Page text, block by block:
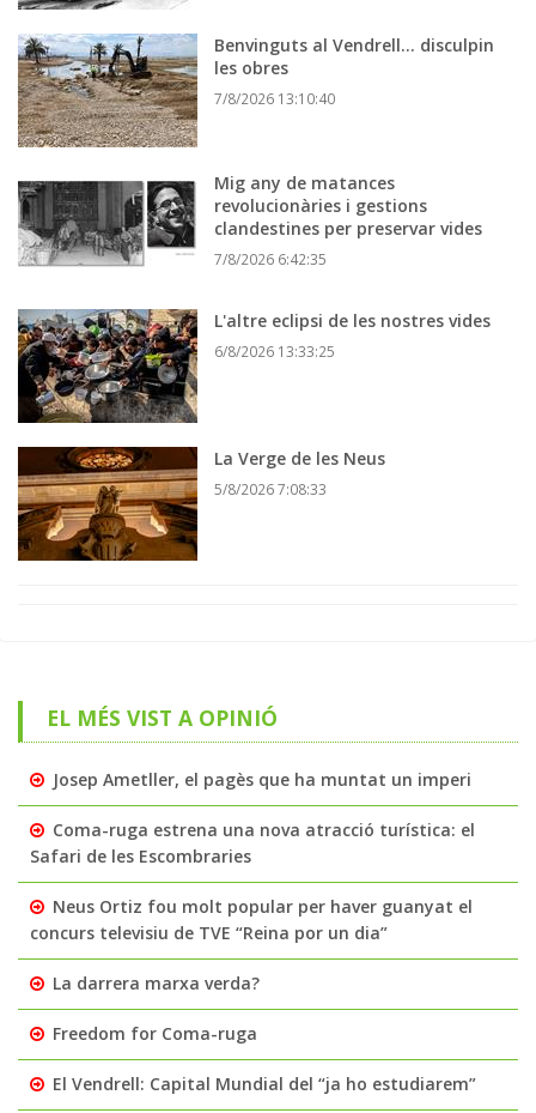
Benvinguts al Vendrell... disculpin
les obres
7/8/2026 13:10:40
Mig any de matances
revolucionàries i gestions
clandestines per preservar vides
7/8/2026 6:42:35
L'altre eclipsi de les nostres vides
6/8/2026 13:33:25
La Verge de les Neus
5/8/2026 7:08:33
EL MÉS VIST A OPINIÓ
Josep Ametller, el pagès que ha muntat un imperi
Coma-ruga estrena una nova atracció turística: el
Safari de les Escombraries
Neus Ortiz fou molt popular per haver guanyat el
concurs televisiu de TVE “Reina por un dia”
La darrera marxa verda?
Freedom for Coma-ruga
El Vendrell: Capital Mundial del “ja ho estudiarem”